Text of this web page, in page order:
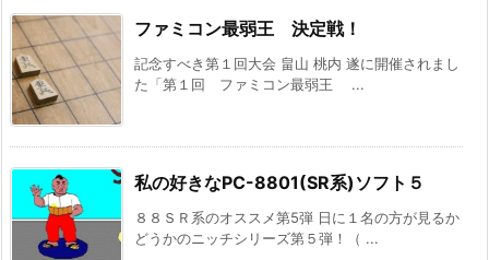
ファミコン最弱王 決定戦！
記念すべき第１回大会 畠山 桃内 遂に開催されまし
た「第１回 ファミコン最弱王 ...
私の好きなPC-8801(SR系)ソフト５
８８ＳＲ系のオススメ第5弾 日に１名の方が見るか
どうかのニッチシリーズ第５弾！（ ...